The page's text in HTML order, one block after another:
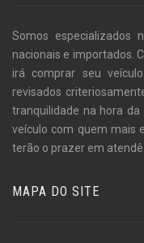
Somos especializados
nacionais e importados.
irá comprar seu
revisados
tranquilidade na hora
veículo com quem mais
terão o prazer em
MAPA DO SITE